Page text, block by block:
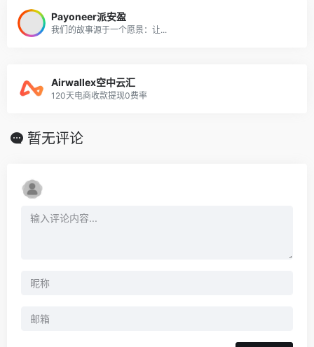
Payoneer派安盈
我们的故事源于一个愿景：让...
Airwallex空中云汇
120天电商收款提现0费率
暂无评论